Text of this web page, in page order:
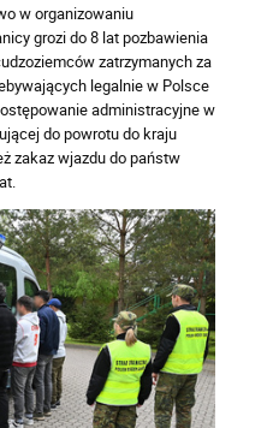
w organizowaniu
grozi do 8 lat pozbawienia
zatrzymanych za
legalnie w Polsce
administracyjne w
do powrotu do kraju
zakaz wjazdu do państw